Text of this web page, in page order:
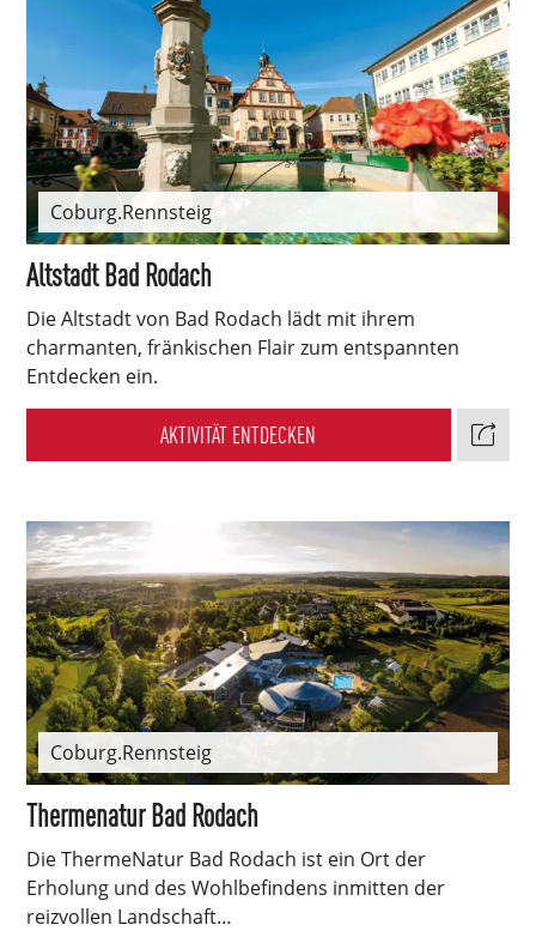
Coburg.Rennsteig
Altstadt Bad Rodach
Die Altstadt von Bad Rodach lädt mit ihrem
charmanten, fränkischen Flair zum entspannten
Entdecken ein.
AKTIVITÄT ENTDECKEN
Coburg.Rennsteig
Thermenatur Bad Rodach
Die ThermeNatur Bad Rodach ist ein Ort der
Erholung und des Wohlbefindens inmitten der
reizvollen Landschaft…